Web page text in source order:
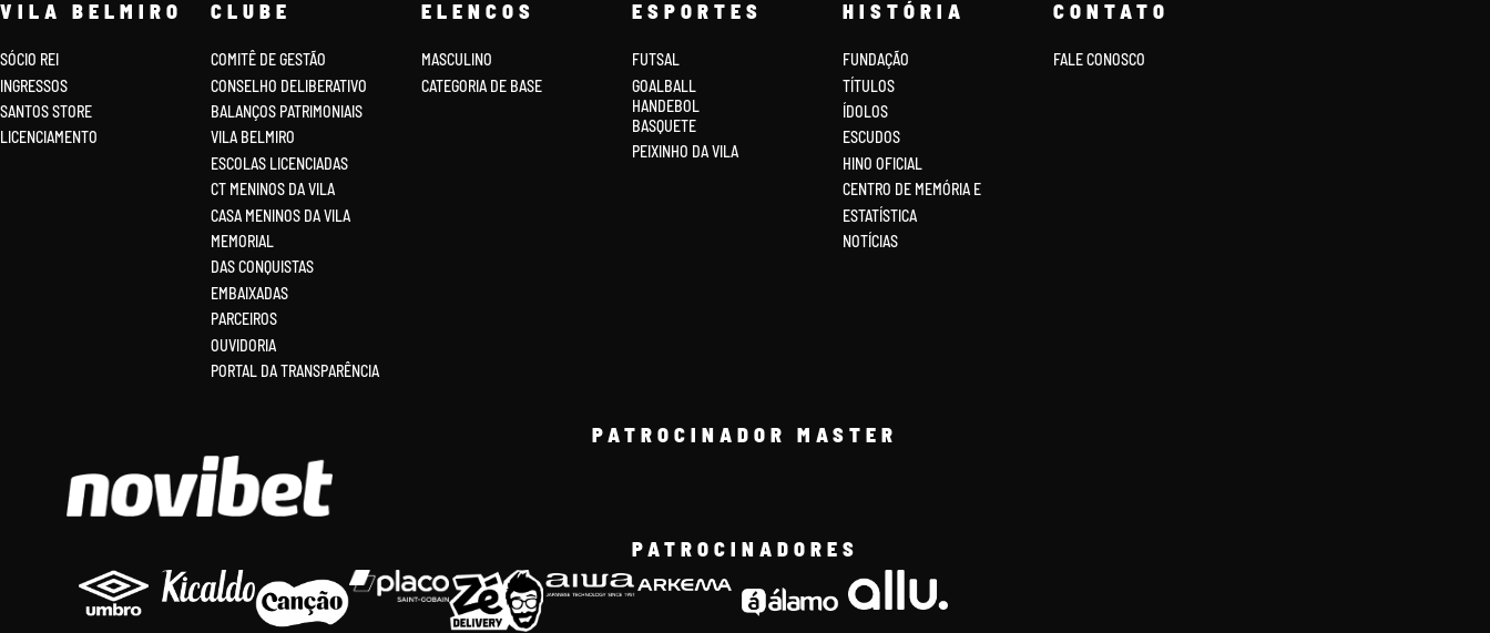
VILA BELMIRO
SÓCIO REI
INGRESSOS
SANTOS STORE
LICENCIAMENTO
CLUBE
COMITÊ DE GESTÃO
CONSELHO DELIBERATIVO
BALANÇOS PATRIMONIAIS
VILA BELMIRO
ESCOLAS LICENCIADAS
CT MENINOS DA VILA
CASA MENINOS DA VILA
MEMORIAL
DAS CONQUISTAS
EMBAIXADAS
PARCEIROS
OUVIDORIA
PORTAL DA TRANSPARÊNCIA
ELENCOS
MASCULINO
CATEGORIA DE BASE
ESPORTES
FUTSAL
GOALBALL
HANDEBOL
BASQUETE
PEIXINHO DA VILA
HISTÓRIA
FUNDAÇÃO
TÍTULOS
ÍDOLOS
ESCUDOS
HINO OFICIAL
CENTRO DE MEMÓRIA E
ESTATÍSTICA
NOTÍCIAS
CONTATO
FALE CONOSCO
PATROCINADOR MASTER
PATROCINADORES